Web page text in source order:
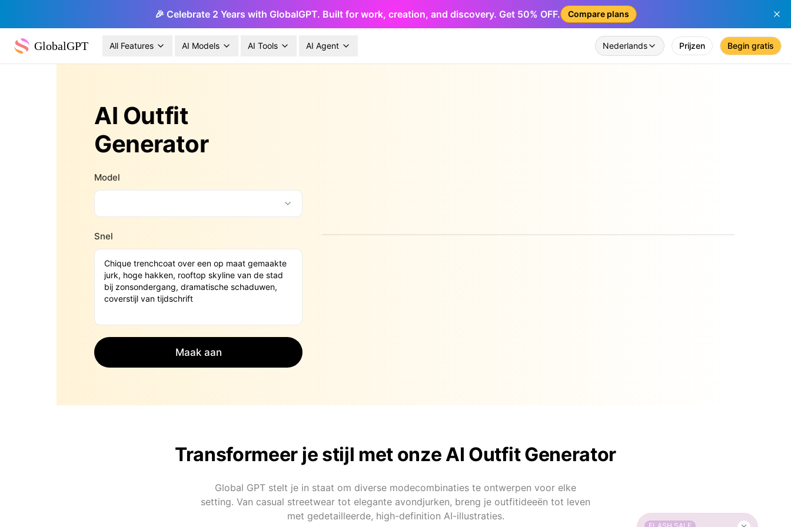
🎉 Celebrate 2 Years with GlobalGPT. Built for work, creation, and discovery. Get 50% OFF. Compare plans
GlobalGPT All Features AI Models AI Tools AI Agent Nederlands Prijzen Begin gratis
AI Outfit
Generator
Model
Snel
Maak aan
Transformeer je stijl met onze AI Outfit Generator
Global GPT stelt je in staat om diverse modecombinaties te ontwerpen voor elke
setting. Van casual streetwear tot elegante avondjurken, breng je outfitideeën tot leven
met gedetailleerde, high-definition AI-illustraties.